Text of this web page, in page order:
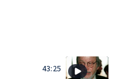
43:25